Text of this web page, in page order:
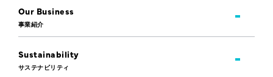
Our Business
事業紹介
Sustainability
サステナビリティ